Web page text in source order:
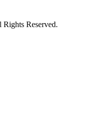
Reserved.